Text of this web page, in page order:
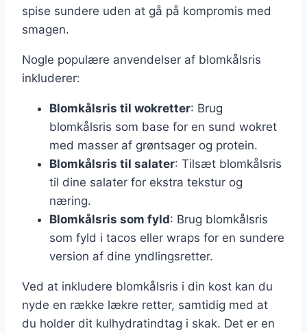
spise sundere uden at gå på kompromis med
smagen.
Nogle populære anvendelser af blomkålsris
inkluderer:
Blomkålsris til wokretter: Brug
blomkålsris som base for en sund wokret
med masser af grøntsager og protein.
Blomkålsris til salater: Tilsæt blomkålsris
til dine salater for ekstra tekstur og
næring.
Blomkålsris som fyld: Brug blomkålsris
som fyld i tacos eller wraps for en sundere
version af dine yndlingsretter.
Ved at inkludere blomkålsris i din kost kan du
nyde en række lækre retter, samtidig med at
du holder dit kulhydratindtag i skak. Det er en